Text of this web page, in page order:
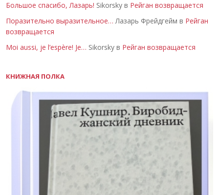
Большое спасибо, Лазарь! Sikorsky в Рейган возвращается
Поразительно выразительное… Лазарь Фрейдгейм в Рейган
возвращается
Moi aussi, je l’espère! Je… Sikorsky в Рейган возвращается
КНИЖНАЯ ПОЛКА